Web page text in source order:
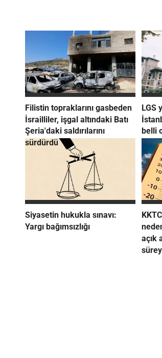
Filistin topraklarını gasbeden
İsrailliler, işgal altındaki Batı
Şeria'daki saldırılarını
sürdürdü
LGS
belli
Siyasetin hukukla sınavı:
Yargı bağımsızlığı
açık